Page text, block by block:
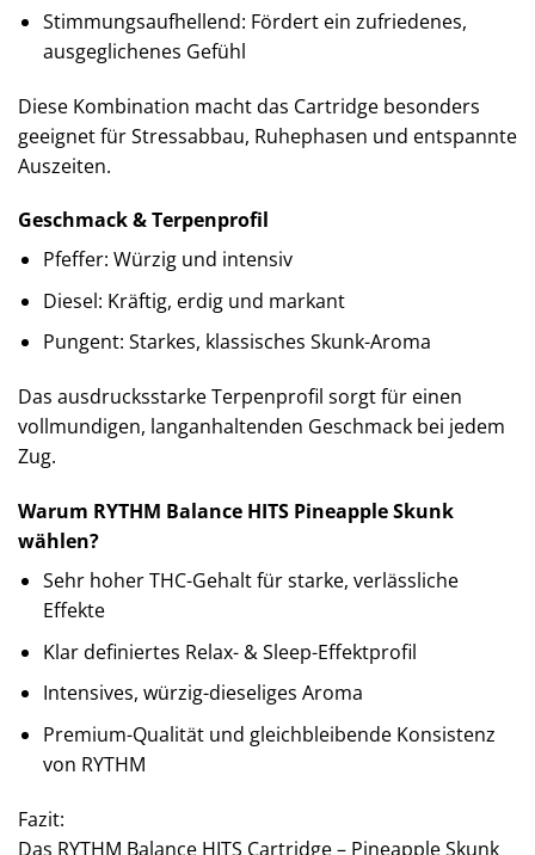
Stimmungsaufhellend: Fördert ein zufriedenes,
ausgeglichenes Gefühl
Diese Kombination macht das Cartridge besonders
geeignet für Stressabbau, Ruhephasen und entspannte
Auszeiten.
Geschmack & Terpenprofil
Pfeffer: Würzig und intensiv
Diesel: Kräftig, erdig und markant
Pungent: Starkes, klassisches Skunk-Aroma
Das ausdrucksstarke Terpenprofil sorgt für einen
vollmundigen, langanhaltenden Geschmack bei jedem
Zug.
Warum RYTHM Balance HITS Pineapple Skunk
wählen?
Sehr hoher THC-Gehalt für starke, verlässliche
Effekte
Klar definiertes Relax- & Sleep-Effektprofil
Intensives, würzig-dieseliges Aroma
Premium-Qualität und gleichbleibende Konsistenz
von RYTHM
Fazit:
Das RYTHM Balance HITS Cartridge – Pineapple Skunk